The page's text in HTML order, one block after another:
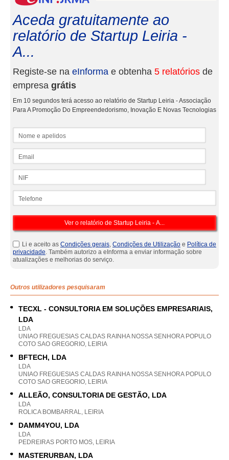
Aceda gratuitamente ao
relatório de Startup Leiria -
A...
Registe-se na eInforma e obtenha 5 relatórios de
empresa grátis
Em 10 segundos terá acesso ao relatório de Startup Leiria - Associação
Para A Promoção Do Empreendedorismo, Inovação E Novas Tecnologias
Li e aceito as Condições gerais, Condições de Utilização e Política de
privacidade. Também autorizo a eInforma a enviar informação sobre
atualizações e melhorias do serviço.
Outros utilizadores pesquisaram
TECXL - CONSULTORIA EM SOLUÇÕES EMPRESARIAIS,
LDA
LDA
UNIAO FREGUESIAS CALDAS RAINHA NOSSA SENHORA POPULO
COTO SAO GREGORIO, LEIRIA
BFTECH, LDA
LDA
UNIAO FREGUESIAS CALDAS RAINHA NOSSA SENHORA POPULO
COTO SAO GREGORIO, LEIRIA
ALLEÃO, CONSULTORIA DE GESTÃO, LDA
LDA
ROLICA BOMBARRAL, LEIRIA
DAMM4YOU, LDA
LDA
PEDREIRAS PORTO MOS, LEIRIA
MASTERURBAN, LDA